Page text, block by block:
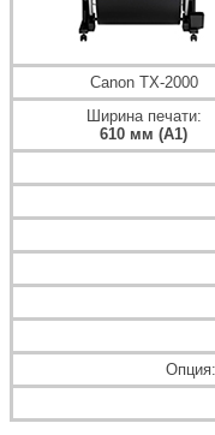
Canon TX-2000
Ширина печати:
610 мм (А1)